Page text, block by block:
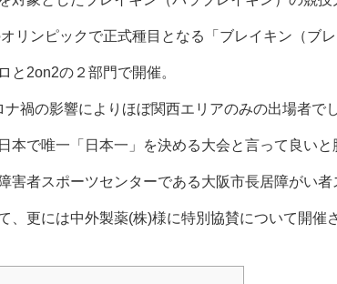
リンピックで正式種目となる「ブレイキン（ブ
と2on2の２部門で開催。
ナ禍の影響によりほぼ関西エリアのみの出場者で
本で唯一「日本一」を決める大会と言って良い
害者スポーツセンターである大阪市長居障がい
、更には中外製薬(株)様に特別協賛について開催